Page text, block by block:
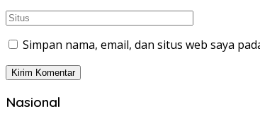
Simpan nama, email, dan situs web saya
Nasional